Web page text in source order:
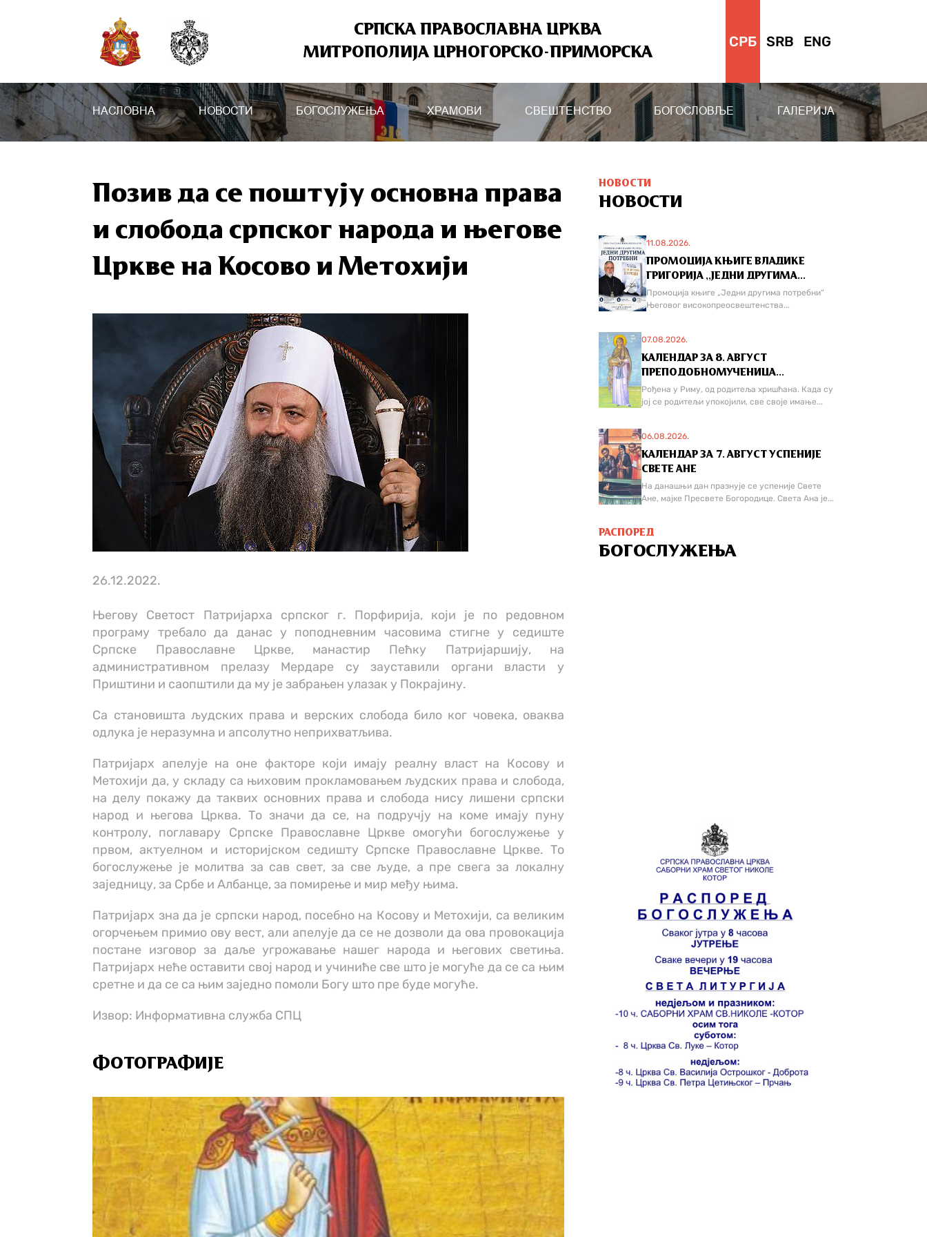
СРПСКА ПРАВОСЛАВНА ЦРКВА
МИТРОПОЛИЈА ЦРНОГОРСКО-ПРИМОРСКА
СРБ SRB ENG
НАСЛОВНА НОВОСТИ БОГОСЛУЖЕЊА ХРАМОВИ СВЕШТЕНСТВО БОГОСЛОВЉЕ ГАЛЕРИЈА
Позив да се поштују основна права
и слобода српског народа и његове
Цркве на Косово и Метохији
26.12.2022.
Његову Светост Патријарха српског г. Порфирија, који је по редовном
програму требало да данас у поподневним часовима стигне у седиште
Српске Православне Цркве, манастир Пећку Патријаршију, на
административном прелазу Мердаре су зауставили органи власти у
Приштини и саопштили да му је забрањен улазак у Покрајину.
Са становишта људских права и верских слобода било ког човека, оваква
одлука је неразумна и апсолутно неприхватљива.
Патријарх апелује на оне факторе који имају реалну власт на Косову и
Метохији да, у складу са њиховим прокламовањем људских права и слобода,
на делу покажу да таквих основних права и слобода нису лишени српски
народ и његова Црква. То значи да се, на подручју на коме имају пуну
контролу, поглавару Српске Православне Цркве омогући богослужење у
првом, актуелном и историјском седишту Српске Православне Цркве. То
богослужење је молитва за сав свет, за све људе, а пре свега за локалну
заједницу, за Србе и Албанце, за помирење и мир међу њима.
Патријарх зна да је српски народ, посебно на Косову и Метохији, са великим
огорчењем примио ову вест, али апелује да се не дозволи да ова провокација
постане изговор за даље угрожавање нашег народа и његових светиња.
Патријарх неће оставити свој народ и учиниће све што је могуће да се са њим
сретне и да се са њим заједно помоли Богу што пре буде могуће.
Извор: Информативна служба СПЦ
ФОТОГРАФИЈЕ
НОВОСТИ
НОВОСТИ
11.08.2026.
ПРОМОЦИЈА КЊИГЕ ВЛАДИКЕ
ГРИГОРИЈА ,,ЈЕДНИ ДРУГИМА...
Промоција књиге „Једни другима потребни“
Његовог високопреосвештенства...
07.08.2026.
КАЛЕНДАР ЗА 8. АВГУСТ
ПРЕПОДОБНОМУЧЕНИЦА...
Рођена у Риму, од родитеља хришћана. Када су
јој се родитељи упокојили, све своје имање...
06.08.2026.
КАЛЕНДАР ЗА 7. АВГУСТ УСПЕНИЈЕ
СВЕТЕ АНЕ
На данашњи дан празнује се успеније Свете
Ане, мајке Пресвете Богородице. Света Ана је...
РАСПОРЕД
БОГОСЛУЖЕЊА